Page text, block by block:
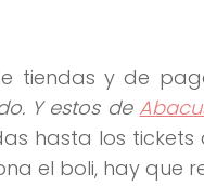
tiendas y de
Y estos de
hasta los
el boli, hay que